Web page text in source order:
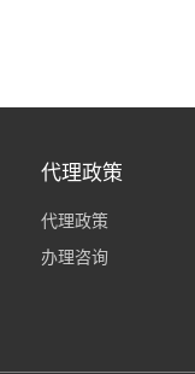
代理政策
代理政策
办理咨询